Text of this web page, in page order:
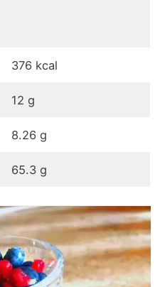
376 kcal
12 g
8.26 g
65.3 g